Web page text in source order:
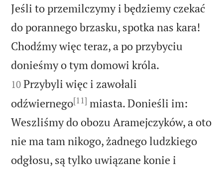
Jeśli to przemilczymy i będziemy czekać
do porannego brzasku, spotka nas kara!
Chodźmy więc teraz, a po przybyciu
donieśmy o tym domowi króla.
10 Przybyli więc i zawołali
odźwiernego[11] miasta. Donieśli im:
Weszliśmy do obozu Aramejczyków, a oto
nie ma tam nikogo, żadnego ludzkiego
odgłosu, są tylko uwiązane konie i